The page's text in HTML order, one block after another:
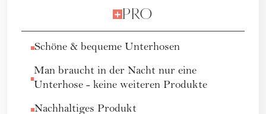
PRO
Schöne & bequeme Unterhosen
Man braucht in der Nacht nur eine
Unterhose - keine weiteren Produkte
Nachhaltiges Produkt